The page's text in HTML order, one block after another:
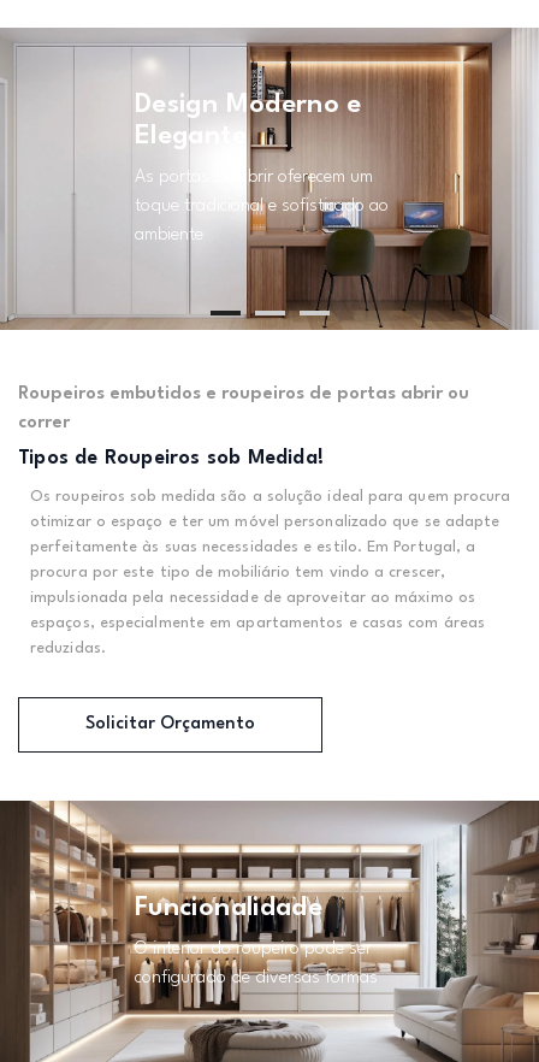
Design Moderno e
Elegante
As portas de abrir oferecem um
toque tradicional e sofisticado ao
ambiente
Roupeiros embutidos e roupeiros de portas abrir ou
correr
Tipos de Roupeiros sob Medida!
Os roupeiros sob medida são a solução ideal para quem procura
otimizar o espaço e ter um móvel personalizado que se adapte
perfeitamente às suas necessidades e estilo. Em Portugal, a
procura por este tipo de mobiliário tem vindo a crescer,
impulsionada pela necessidade de aproveitar ao máximo os
espaços, especialmente em apartamentos e casas com áreas
reduzidas.
Solicitar Orçamento
Funcionalidade
O interior do roupeiro pode ser
configurado de diversas formas